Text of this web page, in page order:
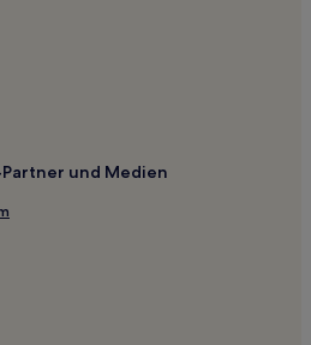
und Medien